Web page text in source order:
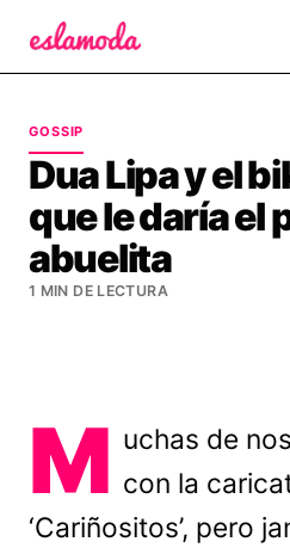
GOSSIP
Dua Lipa y el
que le daría el
abuelita
1 MIN DE LECTURA
M uchas de
con la
‘Cariñositos’, pero